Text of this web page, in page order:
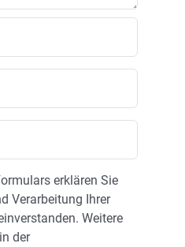
erklären Sie
Verarbeitung Ihrer
Weitere
der